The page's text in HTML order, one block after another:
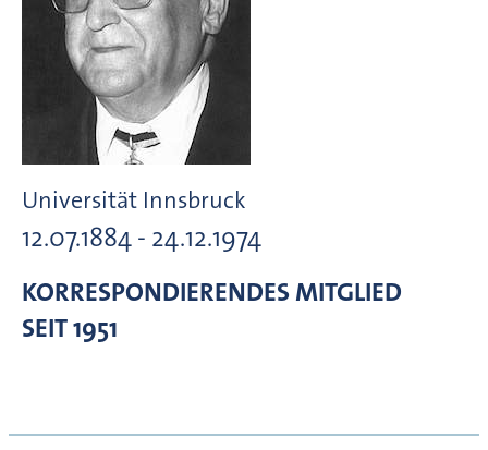
Universität Innsbruck
12.07.1884 - 24.12.1974
KORRESPONDIERENDES MITGLIED
SEIT 1951